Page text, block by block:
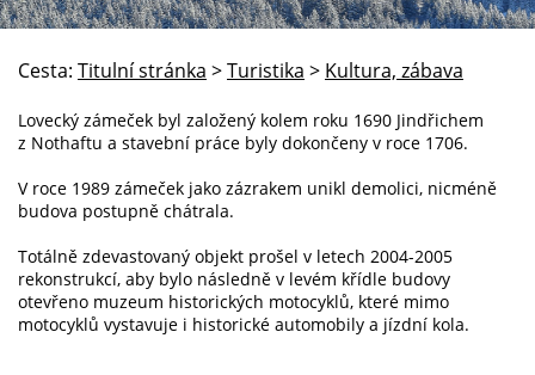
Cesta: Titulní stránka >Turistika > Kultura, zábava
Lovecký zámeček byl založený kolem roku 1690 Jindřichem
z Nothaftu a stavební práce byly dokončeny v roce 1706.
V roce 1989 zámeček jako zázrakem unikl demolici, nicméně
budova postupně chátrala.
Totálně zdevastovaný objekt prošel v letech 2004-2005
rekonstrukcí, aby bylo následně v levém křídle budovy
otevřeno muzeum historických motocyklů, které mimo
motocyklů vystavuje i historické automobily a jízdní kola.